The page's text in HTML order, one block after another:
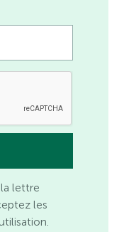
lettre
les